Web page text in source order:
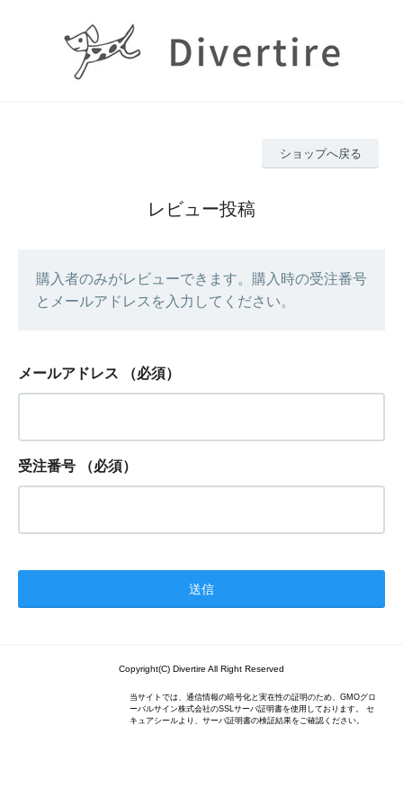
ショップへ戻る
レビュー投稿
購入者のみがレビューできます。購入時の受注番号
とメールアドレスを入力してください。
メールアドレス （必須）
受注番号 （必須）
Copyright(C) Divertire All Right Reserved
当サイトでは、通信情報の暗号化と実在性の証明のため、GMOグロ
ーバルサイン株式会社のSSLサーバ証明書を使用しております。 セ
キュアシールより、サーバ証明書の検証結果をご確認ください。